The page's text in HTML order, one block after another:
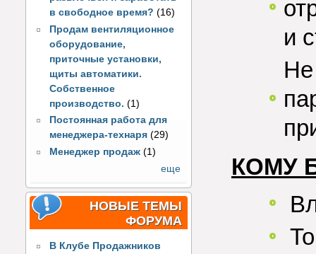
в свободное время? (16)
Продам вентиляционное
оборудование,
приточные установки,
щиты автоматики.
Собственное
производство. (1)
Постоянная работа для
менеджера-технаря (29)
Менеджер продаж (1)
еще
НОВЫЕ ТЕМЫ
ФОРУМА
В Клубе Продажников
и
Не
КОМУ